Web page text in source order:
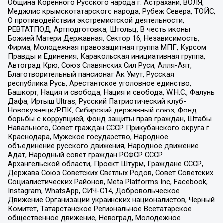
Община Коренного Русского народа г. Астрахани, ВОЛЯ,
Меджлис крымскотатарского народа, Рубеж Севера, ТОЙС,
О противодействии экстремистской деятельности,
РЕВТАТПОД, Артподготовка, Штольц, В честь иконы
Божией Матери Державная, Сектор 16, Независимость,
Фирма, Молодежная правозащитная группа МПГ, Курсом
Правды и Единения, Каракольская инициативная группа,
Автоград Крю, Союз Славянских Сил Руси, Алля-Аят,
Благотворительный пансионат Ак Умут, Русская
республика Русь, Арестантское уголовное единство,
Башкорт, Нация и свобода, Нация и свобода, W.H.С., Фалунь
Дафа, Иртыш Ultras, Русский Патриотический клуб-
Новокузнецк/РПК, Сибирский державный союз, Фонд
борьбы с коррупцией, Фонд защиты прав граждан, Штабы
Навального, Совет граждан СССР Прикубанского округа г.
Краснодара, Мужское государство, Народное
объединение русского движения, Народное движение
Адат, Народный совет граждан РСФСР СССР
Архангельской области, Проект Штурм, Граждане СССР,
Держава Союз Советских Светлых Родов, Совет Советских
Социалистических Районов, Meta Platforms Inc, Facebook,
Instagram, WhatsApp, СИЧ-С14, Добровольческое
Движение Организации украинских националистов, Черный
Комитет, Татарстанское Региональное Всетатарское
общественное движение, Невоград, Молодежное